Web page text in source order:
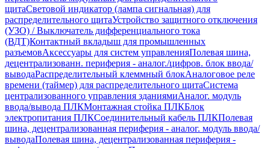
щитаСветовой индикатор (лампа сигнальная) для
распределительного щитаУстройство защитного отключения
(УЗО) / Выключатель дифференциального тока
(ВДТ)Контактный вкладыш для промышленных
разъемовАксессуары для систем управленияПолевая шина,
децентрализованн. периферия - аналог./цифров. блок ввода/
выводаРаспределительный клеммный блокАналоговое реле
времени (таймер) для распределительного щитаСистема
централизованного управления зданиямиАналог. модуль
ввода/вывода ПЛКМонтажная стойка ПЛКБлок
электропитания ПЛКСоединительный кабель ПЛКПолевая
шина, децентрализованная периферия - аналог. модуль ввода/
выводаПолевая шина, децентрализованная периферия -